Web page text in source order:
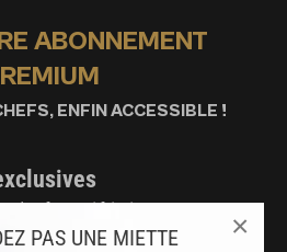
PAS UNE MIETTE ×
ABONNEMENT
ENFIN ACCESSIBLE !
chefs préférés